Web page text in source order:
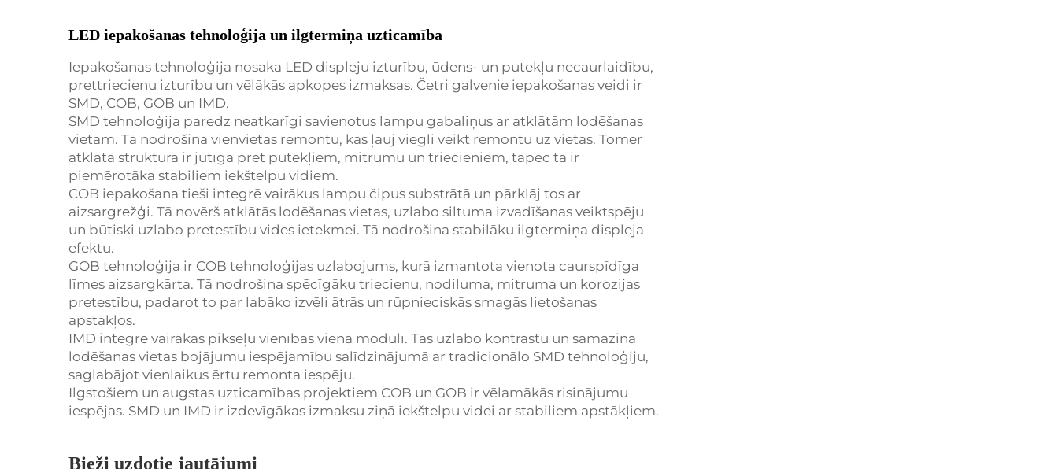
LED iepakošanas tehnoloģija un ilgtermiņa uzticamība
Iepakošanas tehnoloģija nosaka LED displeju izturību, ūdens- un putekļu necaurlaidību,
prettriecienu izturību un vēlākās apkopes izmaksas. Četri galvenie iepakošanas veidi ir
SMD, COB, GOB un IMD.
SMD tehnoloģija paredz neatkarīgi savienotus lampu gabaliņus ar atklātām lodēšanas
vietām. Tā nodrošina vienvietas remontu, kas ļauj viegli veikt remontu uz vietas. Tomēr
atklātā struktūra ir jutīga pret putekļiem, mitrumu un triecieniem, tāpēc tā ir
piemērotāka stabiliem iekštelpu vidiem.
COB iepakošana tieši integrē vairākus lampu čipus substrātā un pārklāj tos ar
aizsargrežģi. Tā novērš atklātās lodēšanas vietas, uzlabo siltuma izvadīšanas veiktspēju
un būtiski uzlabo pretestību vides ietekmei. Tā nodrošina stabilāku ilgtermiņa displeja
efektu.
GOB tehnoloģija ir COB tehnoloģijas uzlabojums, kurā izmantota vienota caurspīdīga
līmes aizsargkārta. Tā nodrošina spēcīgāku triecienu, nodiluma, mitruma un korozijas
pretestību, padarot to par labāko izvēli ātrās un rūpnieciskās smagās lietošanas
apstākļos.
IMD integrē vairākas pikseļu vienības vienā modulī. Tas uzlabo kontrastu un samazina
lodēšanas vietas bojājumu iespējamību salīdzinājumā ar tradicionālo SMD tehnoloģiju,
saglabājot vienlaikus ērtu remonta iespēju.
Ilgstošiem un augstas uzticamības projektiem COB un GOB ir vēlamākās risinājumu
iespējas. SMD un IMD ir izdevīgākas izmaksu ziņā iekštelpu videi ar stabiliem apstākļiem.
Bieži uzdotie jautājumi